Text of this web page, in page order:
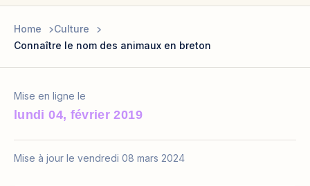
Home
Culture
Connaître le nom des animaux en breton
Mise en ligne le
lundi 04, février 2019
Mise à jour le vendredi 08 mars 2024